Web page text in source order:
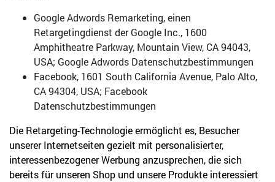
Google Adwords Remarketing, einen
Retargetingdienst der Google Inc., 1600
Amphitheatre Parkway, Mountain View, CA 94043,
USA; Google Adwords Datenschutzbestimmungen
Facebook, 1601 South California Avenue, Palo Alto,
CA 94304, USA; Facebook
Datenschutzbestimmungen
Die Retargeting-Technologie ermöglicht es, Besucher
unserer Internetseiten gezielt mit personalisierter,
interessenbezogener Werbung anzusprechen, die sich
bereits für unseren Shop und unsere Produkte interessiert